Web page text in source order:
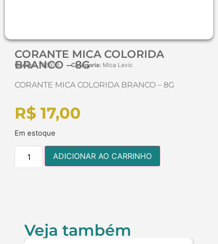
CORANTE MICA COLORIDA
BRANCO – 8G
Código:105938 Categoria: Mica Lavic
CORANTE MICA COLORIDA BRANCO – 8G
R$ 17,00
Em estoque
ADICIONAR AO CARRINHO
Veja também